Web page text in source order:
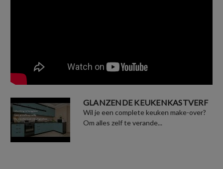
GLANZENDE KEUKENKASTVERF
Wil je een complete keuken make-over?
Om alles zelf te verande...